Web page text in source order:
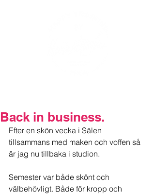
Back in business.
Efter en skön vecka i Sälen
tillsammans med maken och voffen så
är jag nu tillbaka i studion.
Semester var både skönt och
välbehövligt. Både för kropp och